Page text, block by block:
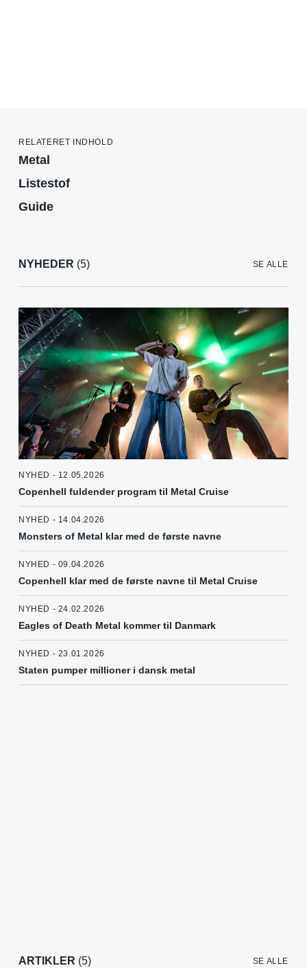
RELATERET INDHOLD
Metal
Listestof
Guide
NYHEDER (5) SE ALLE
NYHED - 12.05.2026
Copenhell fuldender program til Metal Cruise
NYHED - 14.04.2026
Monsters of Metal klar med de første navne
NYHED - 09.04.2026
Copenhell klar med de første navne til Metal Cruise
NYHED - 24.02.2026
Eagles of Death Metal kommer til Danmark
NYHED - 23.01.2026
Staten pumper millioner i dansk metal
ARTIKLER (5) SE ALLE